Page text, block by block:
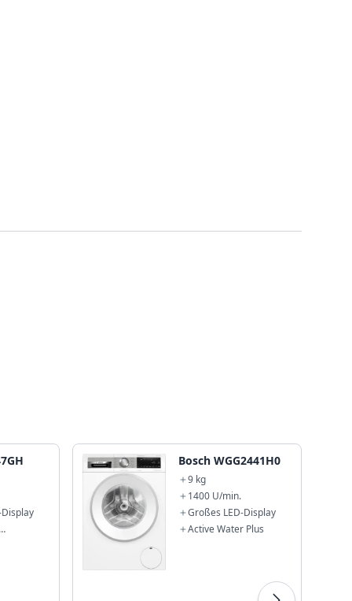
Bosch WGG2441H0
9 kg
1400 U/min.
Großes LED-Display
Active Water Plus